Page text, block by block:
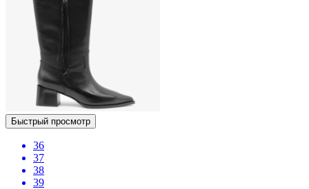
Быстрый просмотр
36
37
38
39